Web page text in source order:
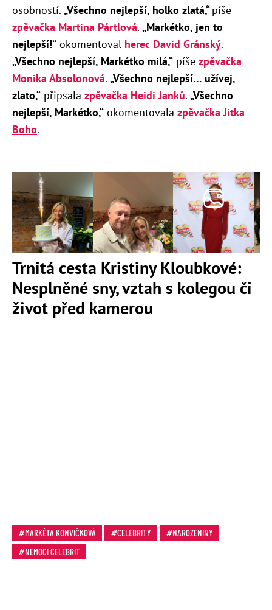
osobností. „Všechno nejlepší, holko zlatá,“píše
zpěvačka Martina Pártlová. „Markétko, jen to
nejlepší!“ okomentoval herec David Gránský.
„Všechno nejlepší, Markétko milá,“ píše zpěvačka
Monika Absolonová. „Všechno nejlepší… užívej,
zlato,“ připsala zpěvačka Heidi Janků. „Všechno
nejlepší, Markétko,“ okomentovala zpěvačka Jitka
Boho.
Trnitá cesta Kristiny Kloubkové:
Nesplněné sny, vztah s kolegou či
život před kamerou
MARKÉTA KONVIČKOVÁ CELEBRITY
NAROZENINY
NEMOCI CELEBRIT